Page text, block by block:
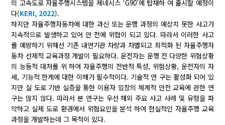
의 고속도로 자율주행시스템을 제네시스 ‘G90’에 탑재하 여 출시할 예정이
다(KERI, 2022).
하지만 자율주행자동차에 대한 과신 또는 운행 과정의 예상치 못한 사고가
지속적으로 발생하고 있어 안 전에 위협이 되고 있다. 따라서 이러한 사고
를 예방하기 위해선 기존 내연기관 차량과 차별되고 최적화 된 자율주행자
동차 선제적 교육과정 개발이 필요하다. 운전자는 운행 전 다양한 위험상황
의 능동적 대처를 위 하여 자율주행의 전반적 특성, 위험상황, 운전자의 자
세, 기능적 한계에 대한 이해가 필수적이다. 기술적 연 구는 활성화 되어 있
지만 실 도로 기반 실증을 통한 이용자 입장의 체계적 안전 교육에 관한 연
구는 많지 않다. 따라서 본 연구는 우선 해외 주요 사고 사례 및 유형을 파
악하고 실제 도로 환경에서 위험요인을 분석 하여 현실적인 자율주행 교육
과정을 개발하는데 그 목적이 있다.